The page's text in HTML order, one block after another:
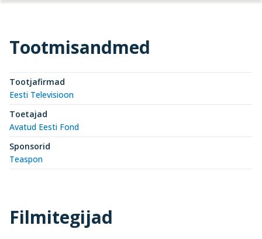
Tootmisandmed
Tootjafirmad
Eesti Televisioon
Toetajad
Avatud Eesti Fond
Sponsorid
Teaspon
Filmitegijad